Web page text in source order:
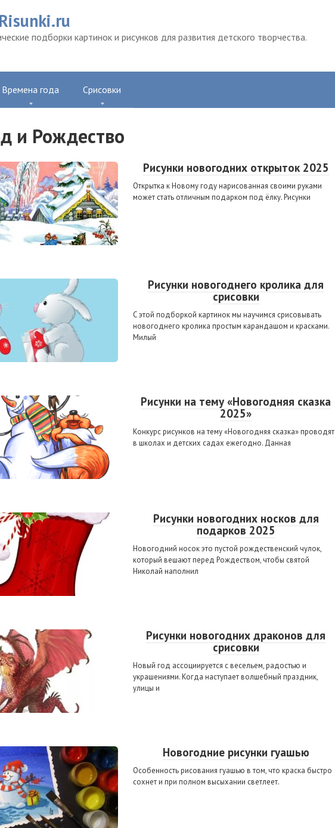
подборки картинок и рисунков для развития детского творчества.
Времена года Срисовки
и Рождество
Рисунки новогодних открыток 2025
Открытка к Новому году нарисованная своими руками
может стать отличным подарком под ёлку. Рисунки
Рисунки новогоднего кролика для
срисовки
С этой подборкой картинок мы научимся срисовывать
новогоднего кролика простым карандашом и красками.
Милый
Рисунки на тему «Новогодняя сказка
2025»
Конкурс рисунков на тему «Новогодняя сказка» проводят
в школах и детских садах ежегодно. Данная
Рисунки новогодних носков для
подарков 2025
Новогодний носок это пустой рождественский чулок,
который вешают перед Рождеством, чтобы святой
Николай наполнил
Рисунки новогодних драконов для
срисовки
Новый год ассоциируется с весельем, радостью и
украшениями. Когда наступает волшебный праздник,
улицы и
Новогодние рисунки гуашью
Особенность рисования гуашью в том, что краска быстро
сохнет и при полном высыхании светлеет.